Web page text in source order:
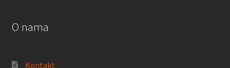
O nama
Kontakt